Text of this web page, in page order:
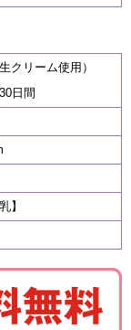
クリーム使用）
日間
】